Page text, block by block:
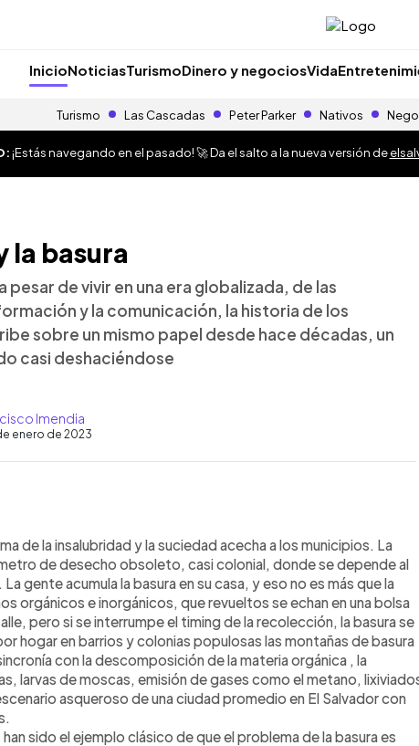
InicioNoticiasTurismoDinero y negociosVida
Turismo Las Cascadas Peter Parker Nativos
¡Estás navegando en el pasado! 🚀 Da el salto a la nueva versión de
la basura
de vivir en una era globalizada, de las
y la comunicación, la historia de los
sobre un mismo papel desde hace décadas, un
casi deshaciéndose
Imendia
enero de 2023
de la insalubridad y la suciedad acecha a los municipios. La
de desecho obsoleto, casi colonial, donde se depende al
gente acumula la basura en su casa, y eso no es más que la
orgánicos e inorgánicos, que revueltos se echan en una bolsa
pero si se interrumpe el timing de la recolección, la basura se
hogar en barrios y colonias populosas las montañas de basura
con la descomposición de la materia orgánica , la
larvas de moscas, emisión de gases como el metano,
asqueroso de una ciudad promedio en El Salvador con
sido el ejemplo clásico de que el problema de la basura es